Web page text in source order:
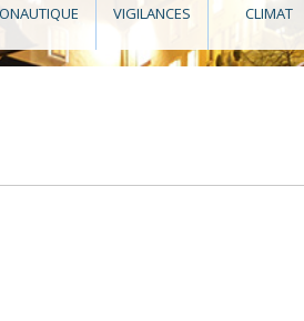
VIGILANCES CLIMAT